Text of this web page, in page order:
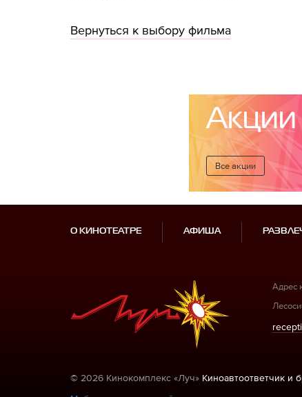
Вернуться к выбору фильма
Акции
Все акции
О КИНОТЕАТРЕ АФИША
Адрес
© 2026 Кинокомплекс «Луч» Киноавтоответчик и